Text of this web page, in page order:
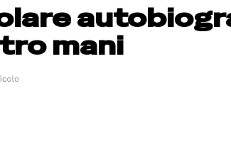
mani